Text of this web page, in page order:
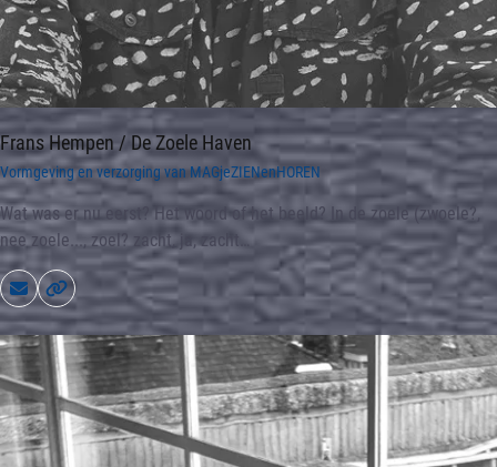
Frans Hempen / De Zoele Haven
Vormgeving en verzorging van MAGjeZIENenHOREN
Wat was er nu eerst? Het woord of het beeld? In de zoele (zwoele?,
nee zoele..., zoel? zacht, ja, zacht…
EmailWebsite